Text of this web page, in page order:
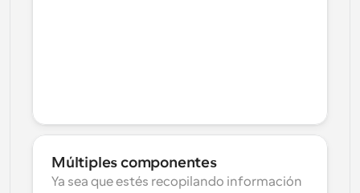
Múltiples componentes
Ya sea que estés recopilando información